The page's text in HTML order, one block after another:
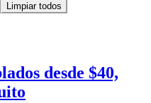
Limpiar todos
desde $40,